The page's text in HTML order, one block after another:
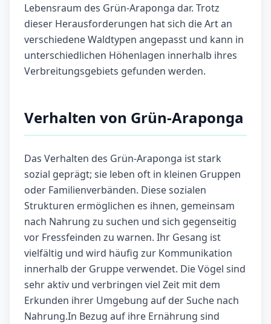
Lebensraum des Grün-Araponga dar. Trotz
dieser Herausforderungen hat sich die Art an
verschiedene Waldtypen angepasst und kann in
unterschiedlichen Höhenlagen innerhalb ihres
Verbreitungsgebiets gefunden werden.
Verhalten von Grün-Araponga
Das Verhalten des Grün-Araponga ist stark
sozial geprägt; sie leben oft in kleinen Gruppen
oder Familienverbänden. Diese sozialen
Strukturen ermöglichen es ihnen, gemeinsam
nach Nahrung zu suchen und sich gegenseitig
vor Fressfeinden zu warnen. Ihr Gesang ist
vielfältig und wird häufig zur Kommunikation
innerhalb der Gruppe verwendet. Die Vögel sind
sehr aktiv und verbringen viel Zeit mit dem
Erkunden ihrer Umgebung auf der Suche nach
Nahrung.In Bezug auf ihre Ernährung sind